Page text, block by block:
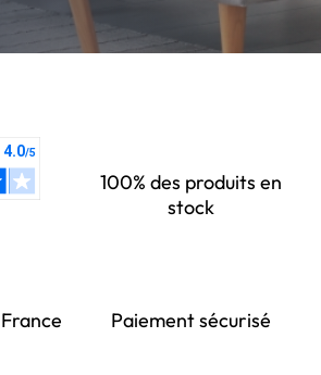
100% des produits en
stock
Paiement sécurisé